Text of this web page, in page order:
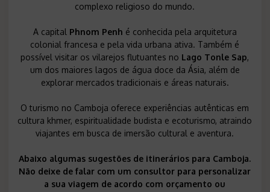
complexo religioso do mundo.
A capital Phnom Penh é conhecida pela arquitetura
colonial francesa e pela vida urbana ativa. Também é
possível visitar os vilarejos flutuantes no Lago Tonle Sap,
um dos maiores lagos de água doce da Ásia, além de
explorar mercados tradicionais e áreas naturais.
O turismo no Camboja oferece experiências autênticas em
cultura khmer, espiritualidade budista e ecoturismo, atraindo
viajantes em busca de imersão cultural e aventura.
Abaixo algumas sugestões de itinerários para Camboja.
Não deixe de falar com um consultor para personalizar
a sua viagem de acordo com orçamento ou